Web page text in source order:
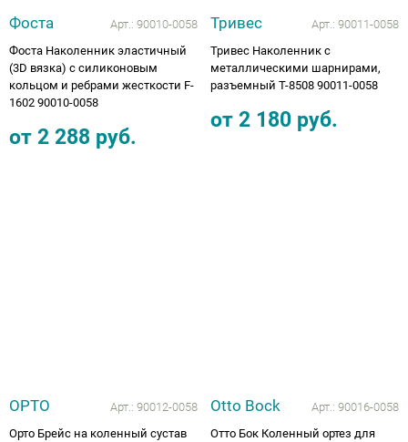
Фоста Арт.: 90010-0058
Фоста Наколенник эластичный
(3D вязка) с силиконовым
кольцом и ребрами жесткости F-
1602 90010-0058
от 2 288 руб.
Тривес Арт.: 90011-0058
Тривес Наколенник с
металлическими шарнирами,
разъемный Т-8508 90011-0058
от 2 180 руб.
ОРТО Арт.: 90012-0058
Орто Брейс на коленный сустав
Otto Bock Арт.: 90016-0058
Отто Бок Коленный ортез для